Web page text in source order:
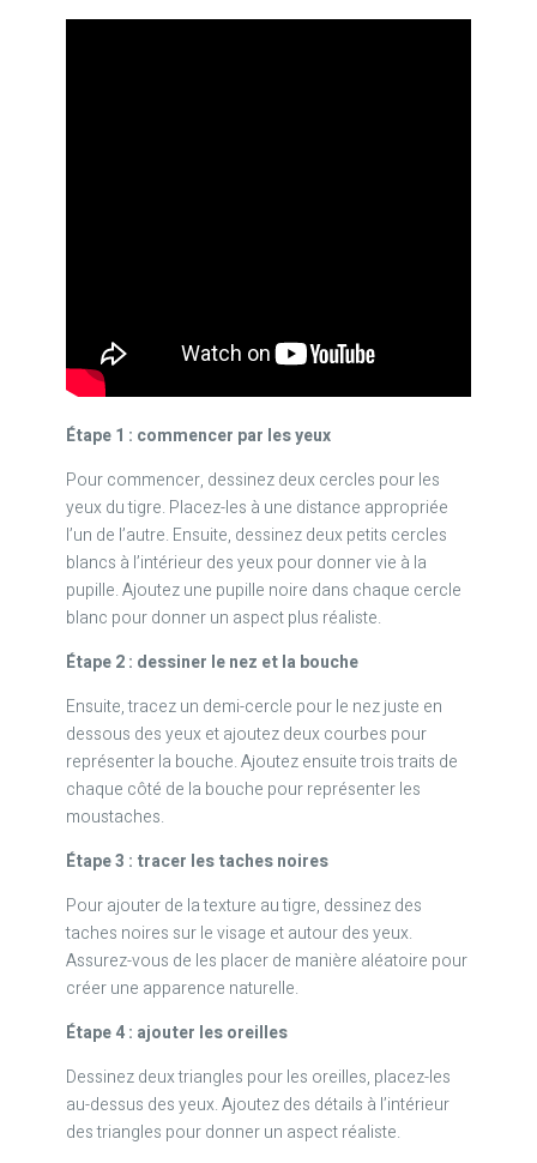
Étape 1 : commencer par les yeux
Pour commencer, dessinez deux cercles pour les
yeux du tigre. Placez-les à une distance appropriée
l’un de l’autre. Ensuite, dessinez deux petits cercles
blancs à l’intérieur des yeux pour donner vie à la
pupille. Ajoutez une pupille noire dans chaque cercle
blanc pour donner un aspect plus réaliste.
Étape 2 : dessiner le nez et la bouche
Ensuite, tracez un demi-cercle pour le nez juste en
dessous des yeux et ajoutez deux courbes pour
représenter la bouche. Ajoutez ensuite trois traits de
chaque côté de la bouche pour représenter les
moustaches.
Étape 3 : tracer les taches noires
Pour ajouter de la texture au tigre, dessinez des
taches noires sur le visage et autour des yeux.
Assurez-vous de les placer de manière aléatoire pour
créer une apparence naturelle.
Étape 4 : ajouter les oreilles
Dessinez deux triangles pour les oreilles, placez-les
au-dessus des yeux. Ajoutez des détails à l’intérieur
des triangles pour donner un aspect réaliste.